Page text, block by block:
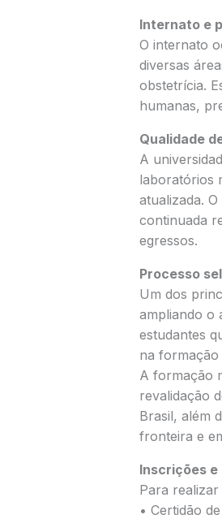
Internato e
O internato
diversas
obstetrícia.
humanas,
Qualidade
A
laboratórios
atualizada.
continuada
egressos.
Processo
Um dos
ampliando o
estudantes
na formação
A formação
revalidação
Brasil, além
fronteira e
Inscrições
Para
• Certidão